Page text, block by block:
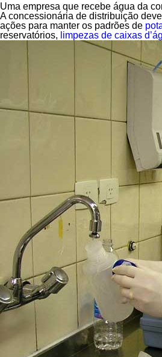
Uma empresa que recebe água da
A concessionária de distribuição
ações para manter os padrões de
reservatórios, limpezas de caixas